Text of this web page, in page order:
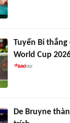
Tuyển Bỉ
World Cup
De Bruyne